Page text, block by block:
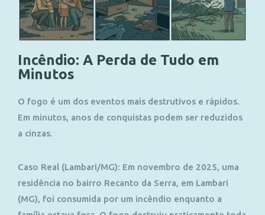
Incêndio: A Perda de Tudo em
Minutos
O fogo é um dos eventos mais destrutivos e rápidos.
Em minutos, anos de conquistas podem ser reduzidos
a cinzas.
Caso Real (Lambari/MG): Em novembro de 2025, uma
residência no bairro Recanto da Serra, em Lambari
(MG), foi consumida por um incêndio enquanto a